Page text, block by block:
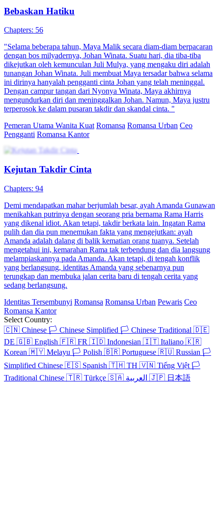
Bebaskan Hatiku
Chapters: 56
"Selama beberapa tahun, Maya Malik secara diam-diam berpacaran
dengan bos milyadernya, Johan Winata. Suatu hari, dia tiba-tiba
dikejutkan oleh kemunculan Juli Mulya, yang mengaku diri adalah
tunangan Johan Winata. Juli membuat Maya tersadar bahwa selama
ini dirinya hanyalah pengganti cinta Johan yang telah meninggal.
Dengan campur tangan dari Nyonya Winata, Maya akhirnya
mengundurkan diri dan meninggalkan Johan. Namun, Maya justru
terperosok ke dalam pusaran takdir dan skandal cinta. "
Pemeran Utama Wanita Kuat Romansa Romansa Urban Ceo
Pengganti Romansa Kantor
Kejutan Takdir Cinta
Chapters: 94
Demi mendapatkan mahar berjumlah besar, ayah Amanda Gunawan
menikahkan putrinya dengan seorang pria bernama Rama Harris
yang dikenal idiot. Akan tetapi, takdir berkata lain. Ingatan Rama
pulih dan dia pun menemukan fakta yang mengejutkan: ayah
Amanda adalah dalang di balik kematian orang tuanya. Setelah
mengetahui ini, kemarahan Rama tak terbendung dan dia langsung
melampiaskannya pada Amanda. Akan tetapi, di tengah konflik
yang berlangsung, identitas Amanda yang sebenarnya pun
terungkap dan membuka jalan cerita baru di tengah cerita yang
sedang berlangsung.
Identitas Tersembunyi Romansa Romansa Urban Pewaris Ceo
Romansa Kantor
Select Country:
🇨🇳 Chinese 🏳️ Chinese Simplified 🏳️ Chinese Traditional 🇩🇪
DE 🇬🇧 English 🇫🇷 FR 🇮🇩 Indonesian 🇮🇹 Italiano 🇰🇷
Korean 🇲🇾 Melayu 🏳️ Polish 🇧🇷 Portuguese 🇷🇺 Russian 🏳️
Simplified Chinese 🇪🇸 Spanish 🇹🇭 TH 🇻🇳 Tiếng Việt 🏳️
Traditional Chinese 🇹🇷 Türkçe 🇸🇦 🇯🇵 日本語